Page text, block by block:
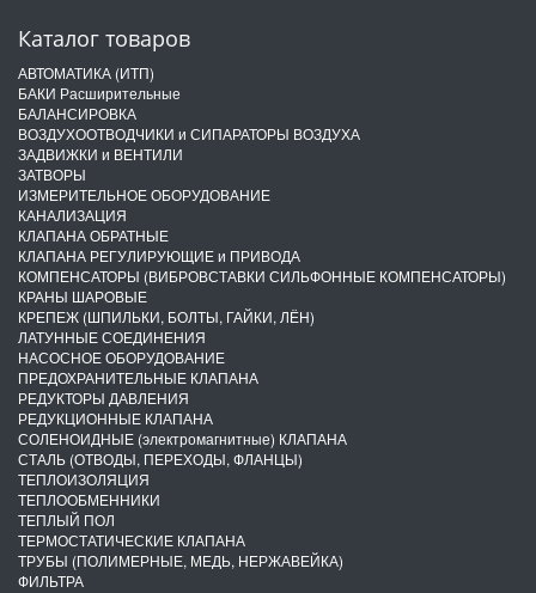
Каталог товаров
АВТОМАТИКА (ИТП)
БАКИ Расширительные
БАЛАНСИРОВКА
ВОЗДУХООТВОДЧИКИ и СИПАРАТОРЫ ВОЗДУХА
ЗАДВИЖКИ и ВЕНТИЛИ
ЗАТВОРЫ
ИЗМЕРИТЕЛЬНОЕ ОБОРУДОВАНИЕ
КАНАЛИЗАЦИЯ
КЛАПАНА ОБРАТНЫЕ
КЛАПАНА РЕГУЛИРУЮЩИЕ и ПРИВОДА
КОМПЕНСАТОРЫ (ВИБРОВСТАВКИ СИЛЬФОННЫЕ КОМПЕНСАТОРЫ)
КРАНЫ ШАРОВЫЕ
КРЕПЕЖ (ШПИЛЬКИ, БОЛТЫ, ГАЙКИ, ЛЁН)
ЛАТУННЫЕ СОЕДИНЕНИЯ
НАСОСНОЕ ОБОРУДОВАНИЕ
ПРЕДОХРАНИТЕЛЬНЫЕ КЛАПАНА
РЕДУКТОРЫ ДАВЛЕНИЯ
РЕДУКЦИОННЫЕ КЛАПАНА
СОЛЕНОИДНЫЕ (электромагнитные) КЛАПАНА
СТАЛЬ (ОТВОДЫ, ПЕРЕХОДЫ, ФЛАНЦЫ)
ТЕПЛОИЗОЛЯЦИЯ
ТЕПЛООБМЕННИКИ
ТЕПЛЫЙ ПОЛ
ТЕРМОСТАТИЧЕСКИЕ КЛАПАНА
ТРУБЫ (ПОЛИМЕРНЫЕ, МЕДЬ, НЕРЖАВЕЙКА)
ФИЛЬТРА